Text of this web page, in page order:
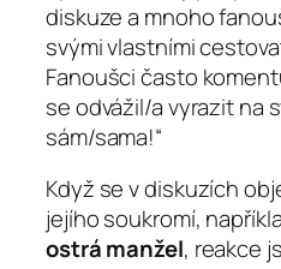
diskuze a mnoho
svými vlastními
Fanoušci často
se odvážil/a vyrazit na
sám/sama!“
Když se v diskuzích
jejího soukromí,
ostrá manžel, reakce